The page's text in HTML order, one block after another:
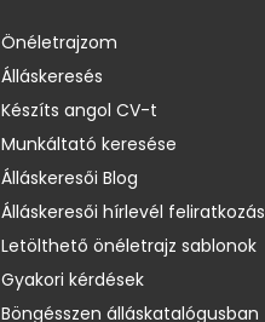
Önéletrajzom
Álláskeresés
Készíts angol CV-t
Munkáltató keresése
Álláskeresői Blog
Álláskeresői hírlevél feliratkozás
Letölthető önéletrajz sablonok
Gyakori kérdések
Böngésszen álláskatalógusban